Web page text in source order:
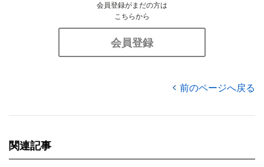
会員登録がまだの方は
こちらから
会員登録
前のページへ戻る
関連記事